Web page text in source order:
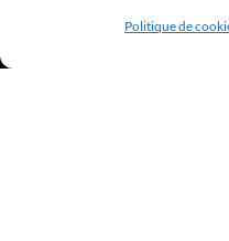
Politique de